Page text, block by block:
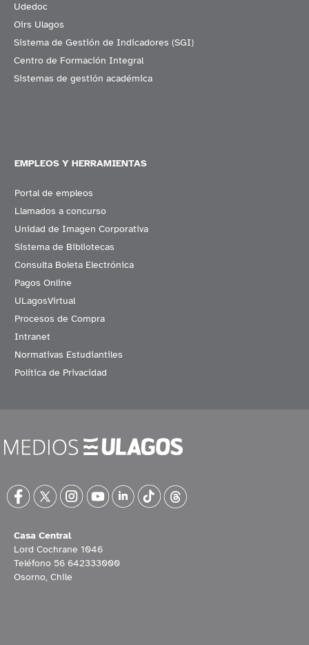
Udedoc
Oirs Ulagos
Sistema de Gestión de Indicadores (SGI)
Centro de Formación Integral
Sistemas de gestión académica
EMPLEOS Y HERRAMIENTAS
Portal de empleos
Llamados a concurso
Unidad de Imagen Corporativa
Sistema de Bibliotecas
Consulta Boleta Electrónica
Pagos Online
ULagosVirtual
Procesos de Compra
Intranet
Normativas Estudiantiles
Política de Privacidad
Casa Central
Lord Cochrane 1046
Teléfono 56 642333000
Osorno, Chile